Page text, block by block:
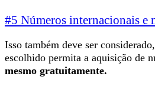
#5 Números internacionais e
Isso também deve ser
escolhido permita a aquisição de
mesmo gratuitamente.